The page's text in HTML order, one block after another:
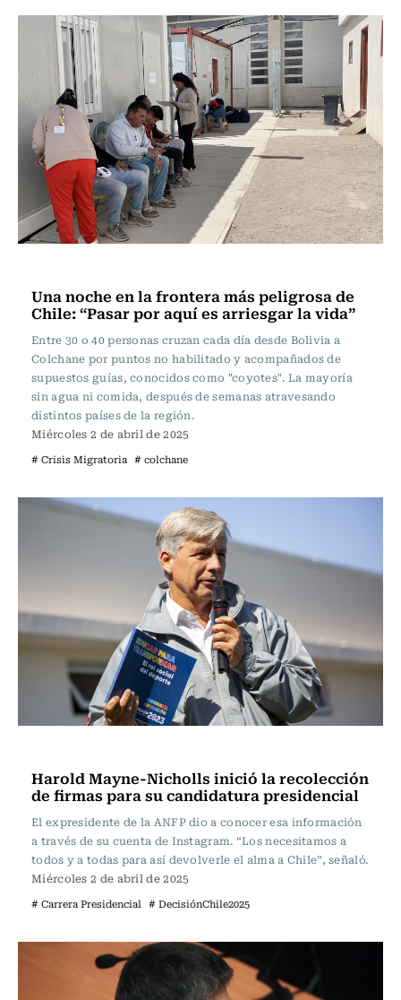
Una noche en la frontera más peligrosa de
Chile: “Pasar por aquí es arriesgar la vida”
Entre 30 o 40 personas cruzan cada día desde Bolivia a
Colchane por puntos no habilitado y acompañados de
supuestos guías, conocidos como "coyotes". La mayoría
sin agua ni comida, después de semanas atravesando
distintos países de la región.
Miércoles 2 de abril de 2025
# Crisis Migratoria # colchane
Harold Mayne-Nicholls inició la recolección
de firmas para su candidatura presidencial
El expresidente de la ANFP dio a conocer esa información
a través de su cuenta de Instagram. “Los necesitamos a
todos y a todas para así devolverle el alma a Chile”, señaló.
Miércoles 2 de abril de 2025
# Carrera Presidencial # DecisiónChile2025